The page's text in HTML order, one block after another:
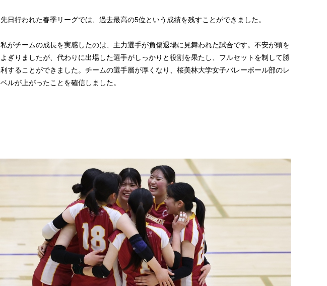
先日行われた春季リーグでは、過去最高の5位という成績を残すことができました。
私がチームの成長を実感したのは、主力選手が負傷退場に見舞われた試合です。不安が頭を
よぎりましたが、代わりに出場した選手がしっかりと役割を果たし、フルセットを制して勝
利することができました。チームの選手層が厚くなり、桜美林大学女子バレーボール部のレ
ベルが上がったことを確信しました。